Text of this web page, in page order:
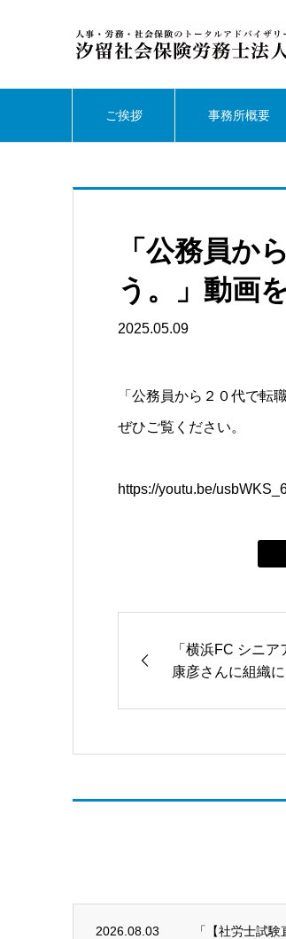
ご挨拶 事務所概要
「公務員か
う。」動画
2025.05.09
「公務員から２０代で転
ぜひご覧ください。
https://youtu.be/
「横浜FC シニ
康彦さんに組織に
2026.08.03 「【社労士試